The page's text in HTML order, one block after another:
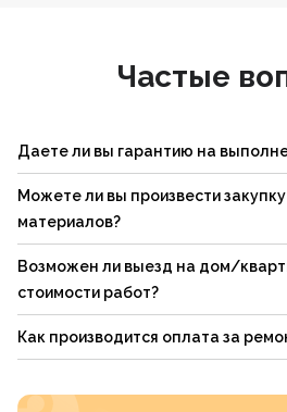
Частые
Даете ли вы гарантию на
Можете ли вы произвести
материалов?
Возможен ли выезд на дом/
стоимости работ?
Как производится оплата за